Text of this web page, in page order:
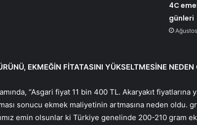
4C
günleri
EKMEĞİN FİTATASINI YÜKSELTMESİNE NEDEN
“Asgari fiyat 11 bin 400 TL. Akaryakıt fiyatlarına
sonucu ekmek maliyetinin artmasına neden oldu.
emin olsunlar ki Türkiye genelinde 200-210 gram